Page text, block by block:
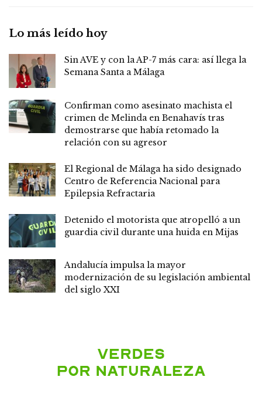
Lo más leído hoy
Sin AVE y con la AP-7 más cara: así llega la
Semana Santa a Málaga
Confirman como asesinato machista el
crimen de Melinda en Benahavís tras
demostrarse que había retomado la
relación con su agresor
El Regional de Málaga ha sido designado
Centro de Referencia Nacional para
Epilepsia Refractaria
Detenido el motorista que atropelló a un
guardia civil durante una huida en Mijas
Andalucía impulsa la mayor
modernización de su legislación ambiental
del siglo XXI